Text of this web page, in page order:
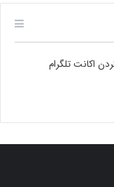
اکانت تلگرام